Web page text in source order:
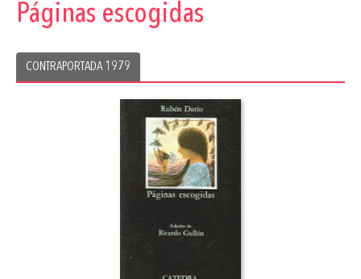
Páginas escogidas
CONTRAPORTADA 1979